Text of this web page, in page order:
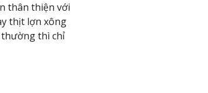
thân thiện với
thịt lợn xông
thường thì chỉ